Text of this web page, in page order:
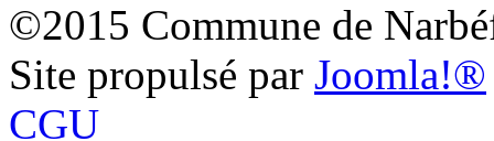
©2015 Commune de
Site propulsé par Joomla!®
CGU